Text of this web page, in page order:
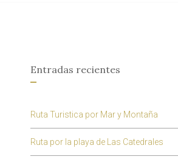
Entradas recientes
Ruta Turistica por Mar y Montaña
Ruta por la playa de Las Catedrales